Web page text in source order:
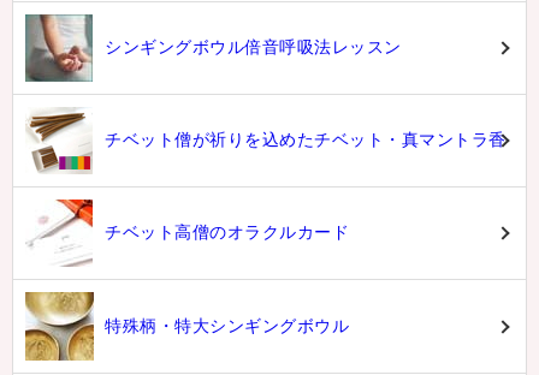
シンギングボウル倍音呼吸法レッスン
チベット僧が祈りを込めたチベット・真マントラ香
チベット高僧のオラクルカード
特殊柄・特大シンギングボウル